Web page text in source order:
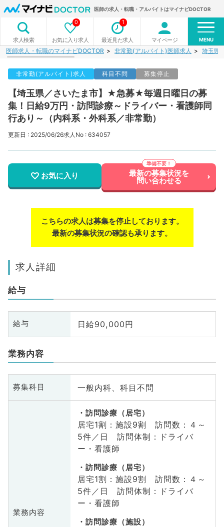
医師の求人・転職・アルバイトはマイナビDOCTOR
求人検索 お気に入り求人
0
最近見た求人
1
マイページ MENU
医師求人・転職のマイナビDOCTOR 非常勤(アルバイト)医師求人 埼玉県
非常勤(アルバイト)求人 科目不問 募集停止
【埼玉県／さいたま市】★急募★毎週日曜日の募
集！日給9万円・訪問診療～ドライバー・看護師同
行あり～（内科系・外科系／非常勤）
更新日 : 2025/06/26求人No : 634057
お気に入り 最新の募集状況を
問い合わせる
こちらの求人は募集を停止しております。
最新の募集状況の確認も承ります。
求人詳細
給与
給与 日給90,000円
業務内容
募集科目 一般内科、科目不問
業務内容
訪問診療（居宅）
居宅1割：施設9割 訪問数：４～
5件／日 訪問体制：ドライバ
ー・看護師
訪問診療（居宅）
居宅1割：施設9割 訪問数：４～
5件／日 訪問体制：ドライバ
ー・看護師
訪問診療（施設）